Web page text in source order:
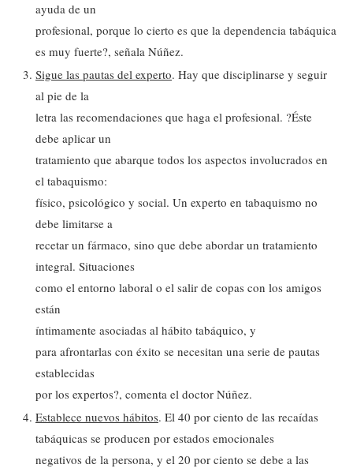
ayuda de un
profesional, porque lo cierto es que la dependencia tabáquica
es muy fuerte?, señala Núñez.
Sigue las pautas del experto. Hay que disciplinarse y seguir
al pie de la
letra las recomendaciones que haga el profesional. ?Éste
debe aplicar un
tratamiento que abarque todos los aspectos involucrados en
el tabaquismo:
físico, psicológico y social. Un experto en tabaquismo no
debe limitarse a
recetar un fármaco, sino que debe abordar un tratamiento
integral. Situaciones
como el entorno laboral o el salir de copas con los amigos
están
íntimamente asociadas al hábito tabáquico, y
para afrontarlas con éxito se necesitan una serie de pautas
establecidas
por los expertos?, comenta el doctor Núñez.
Establece nuevos hábitos. El 40 por ciento de las recaídas
tabáquicas se producen por estados emocionales
negativos de la persona, y el 20 por ciento se debe a las